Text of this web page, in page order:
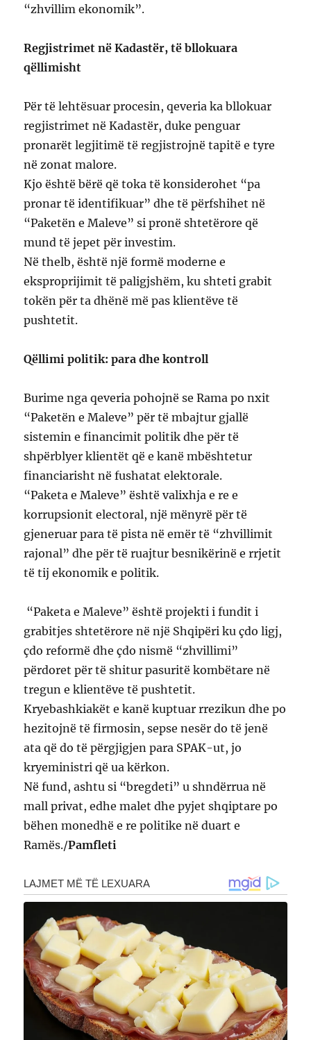
“zhvillim ekonomik”.
Regjistrimet në Kadastër, të bllokuara
qëllimisht
Për të lehtësuar procesin, qeveria ka bllokuar
regjistrimet në Kadastër, duke penguar
pronarët legjitimë të regjistrojnë tapitë e tyre
në zonat malore.
Kjo është bërë që toka të konsiderohet “pa
pronar të identifikuar” dhe të përfshihet në
“Paketën e Maleve” si pronë shtetërore që
mund të jepet për investim.
Në thelb, është një formë moderne e
eksproprijimit të paligjshëm, ku shteti grabit
tokën për ta dhënë më pas klientëve të
pushtetit.
Qëllimi politik: para dhe kontroll
Burime nga qeveria pohojnë se Rama po nxit
“Paketën e Maleve” për të mbajtur gjallë
sistemin e financimit politik dhe për të
shpërblyer klientët që e kanë mbështetur
financiarisht në fushatat elektorale.
“Paketa e Maleve” është valixhja e re e
korrupsionit electoral, një mënyrë për të
gjeneruar para të pista në emër të “zhvillimit
rajonal” dhe për të ruajtur besnikërinë e rrjetit
të tij ekonomik e politik.
“Paketa e Maleve” është projekti i fundit i
grabitjes shtetërore në një Shqipëri ku çdo ligj,
çdo reformë dhe çdo nismë “zhvillimi”
përdoret për të shitur pasuritë kombëtare në
tregun e klientëve të pushtetit.
Kryebashkiakët e kanë kuptuar rrezikun dhe po
hezitojnë të firmosin, sepse nesër do të jenë
ata që do të përgjigjen para SPAK-ut, jo
kryeministri që ua kërkon.
Në fund, ashtu si “bregdeti” u shndërrua në
mall privat, edhe malet dhe pyjet shqiptare po
bëhen monedhë e re politike në duart e
Ramës./Pamfleti